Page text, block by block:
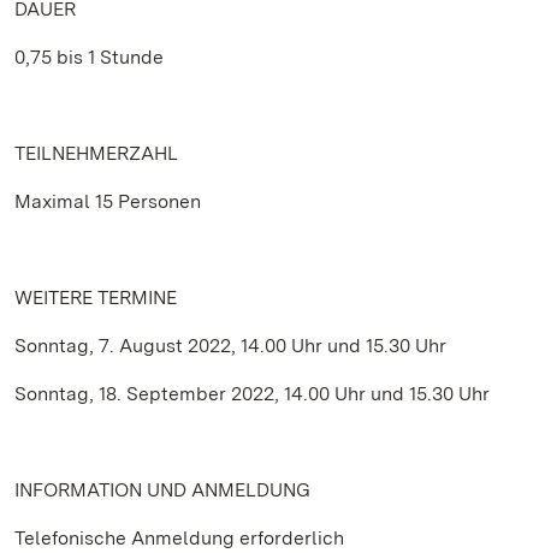
DAUER
0,75 bis 1 Stunde
TEILNEHMERZAHL
Maximal 15 Personen
WEITERE TERMINE
Sonntag, 7. August 2022, 14.00 Uhr und 15.30 Uhr
Sonntag, 18. September 2022, 14.00 Uhr und 15.30 Uhr
INFORMATION UND ANMELDUNG
Telefonische Anmeldung erforderlich